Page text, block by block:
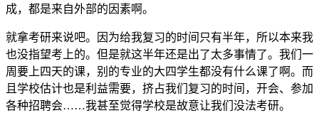
成，都是来自外部的因素啊。
就拿考研来说吧。因为给我复习的时间只有半年，所以本来我
也没指望考上的。但是就这半年还是出了太多事情了。我们一
周要上四天的课，别的专业的大四学生都没有什么课了啊。而
且学校估计也是利益需要，挤占我们复习的时间，开会、参加
各种招聘会……我甚至觉得学校是故意让我们没法考研。